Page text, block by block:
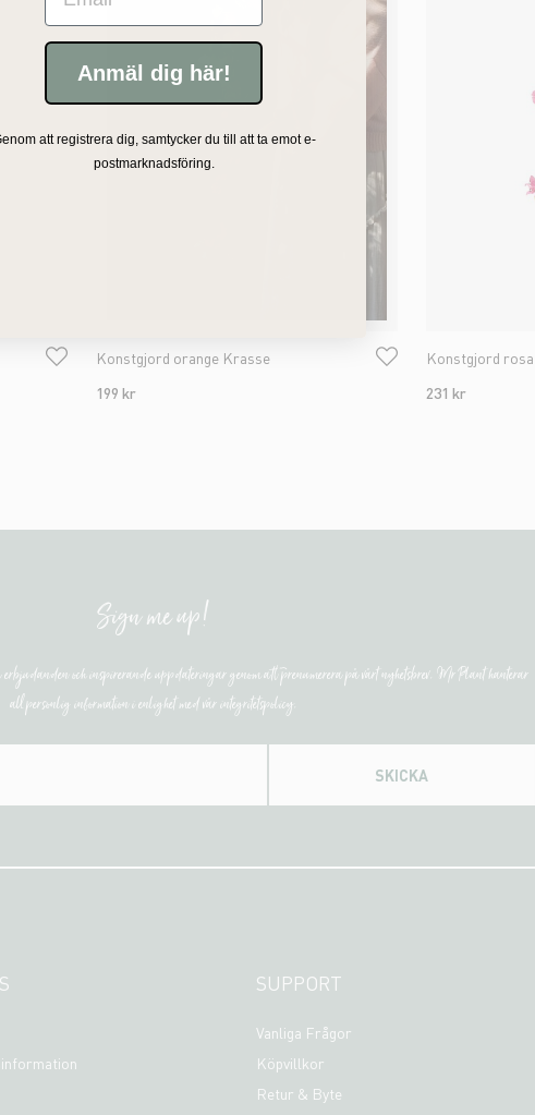
Konstgjord orange Krasse
199 kr
Konstgjord
231 kr
Sign me up!
erbjudanden och inspirerande uppdateringar genom att prenumerera på vårt nyhetsbrev. Mr Plant hanterar
all personlig information i enlighet med vår integritetspolicy.
SKICKA
SUPPORT
Vanliga Frågor
Köpvillkor
Retur & Byte
Anmäl dig här!
att registrera dig, samtycker du till att ta emot e-
postmarknadsföring.